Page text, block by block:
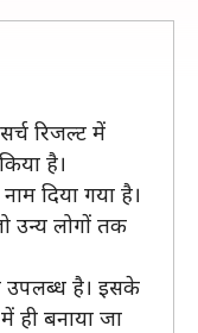
रिजल्ट में
है।
दिया गया है।
उन्य लोगों तक
उपलब्ध है। इसके
ही बनाया जा